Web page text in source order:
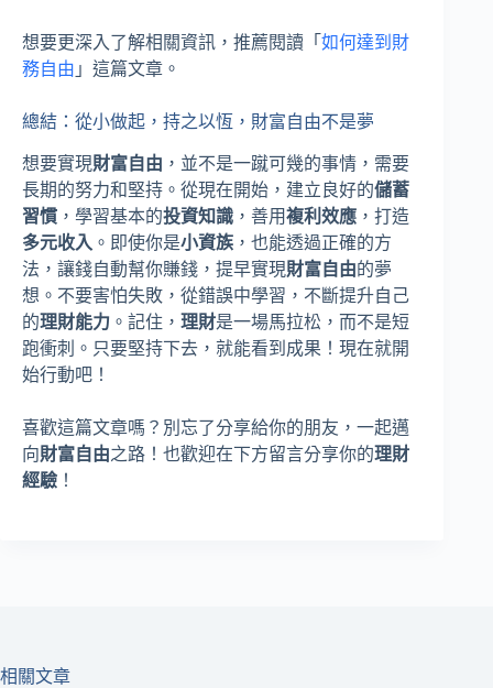
想要更深入了解相關資訊，推薦閱讀「 如何達到財
務自由 」這篇文章。
總結：從小做起，持之以恆，財富自由不是夢
想要實現財富自由 ，並不是一蹴可幾的事情，需要
長期的努力和堅持。從現在開始，建立良好的儲蓄
習慣 ，學習基本的投資知識 ，善用複利效應 ，打造
多元收入 。即使你是小資族 ，也能透過正確的方
法，讓錢自動幫你賺錢，提早實現財富自由的夢
想。不要害怕失敗，從錯誤中學習，不斷提升自己
的理財能力 。記住， 理財是一場馬拉松，而不是短
跑衝刺。只要堅持下去，就能看到成果！現在就開
始行動吧！
喜歡這篇文章嗎？別忘了分享給你的朋友，一起邁
向財富自由之路！也歡迎在下方留言分享你的理財
經驗 ！
相關文章